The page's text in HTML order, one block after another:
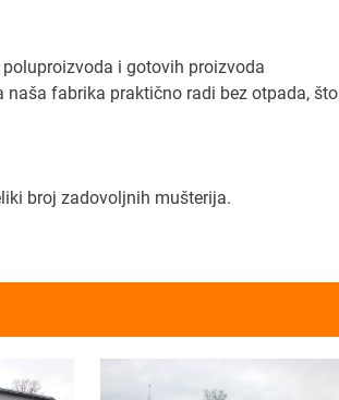
i gotovih proizvoda
fabrika praktično radi bez otpada, što
broj zadovoljnih mušterija.